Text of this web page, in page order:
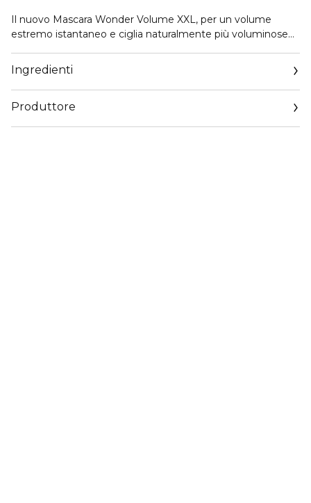
Il nuovo Mascara Wonder Volume XXL, per un volume
estremo istantaneo e ciglia naturalmente più voluminose
eliminare all’istante ogni traccia di make-up occhi, ed infine
la matita occhi a lunga tenuta.
• Mascara Wonder Volume XXL 8 ml - Prodotto vendita
Ingredienti
Produttore